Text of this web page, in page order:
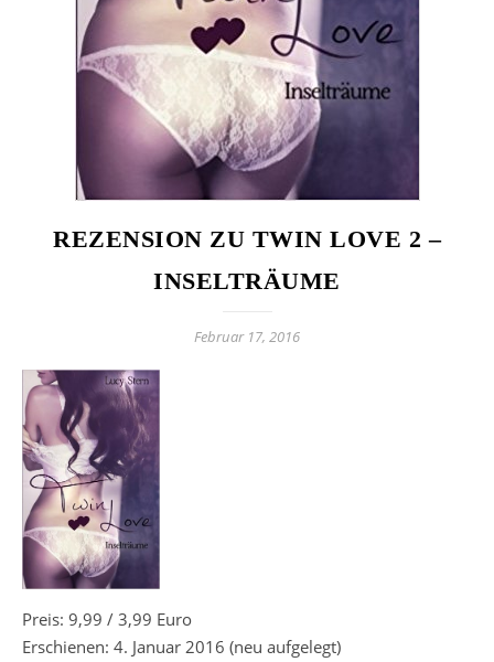
REZENSION ZU TWIN LOVE 2 –
INSELTRÄUME
Februar 17, 2016
Preis: 9,99 / 3,99 Euro
Erschienen: 4. Januar 2016 (neu aufgelegt)